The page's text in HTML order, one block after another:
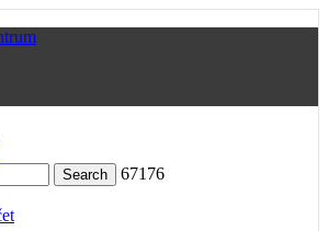
Search
67176